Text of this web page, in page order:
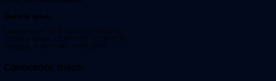
Horario tienda
Lunes a jueves: 10:30-14:00 / 17:00-20:00
Viernes y sábado: 10:30-14:00 / 17:00-21:00
Domingo: 11:00-15:00 / 16:00-20:00
Conócenos mejor